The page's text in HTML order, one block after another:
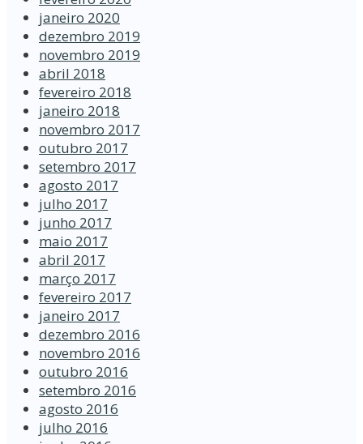
janeiro 2020
dezembro 2019
novembro 2019
abril 2018
fevereiro 2018
janeiro 2018
novembro 2017
outubro 2017
setembro 2017
agosto 2017
julho 2017
junho 2017
maio 2017
abril 2017
março 2017
fevereiro 2017
janeiro 2017
dezembro 2016
novembro 2016
outubro 2016
setembro 2016
agosto 2016
julho 2016